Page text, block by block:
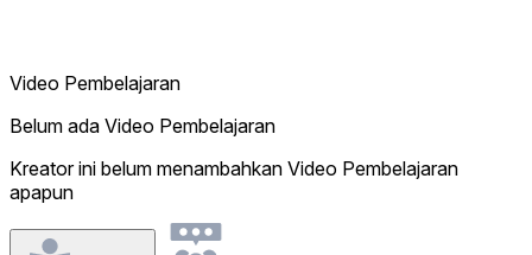
Video Pembelajaran
Belum ada Video Pembelajaran
Kreator ini belum menambahkan Video Pembelajaran
apapun